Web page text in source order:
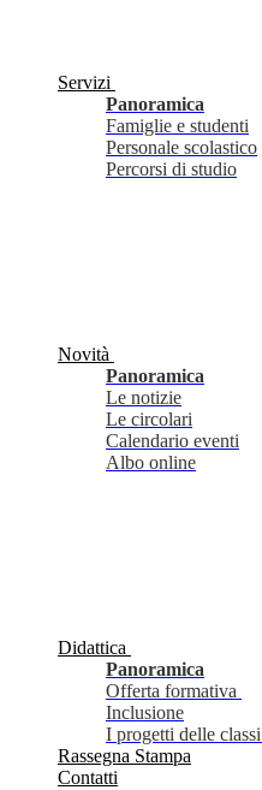
Servizi
Panoramica
Famiglie e studenti
Personale scolastico
Percorsi di studio
Novità
Panoramica
Le notizie
Le circolari
Calendario eventi
Albo online
Didattica
Panoramica
Offerta formativa
Inclusione
I progetti delle classi
Rassegna Stampa
Contatti